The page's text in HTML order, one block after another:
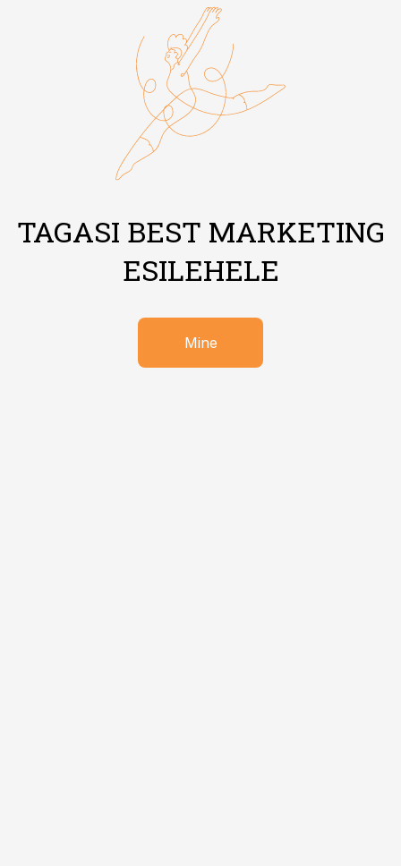
TAGASI BEST MARKETING
ESILEHELE
Mine